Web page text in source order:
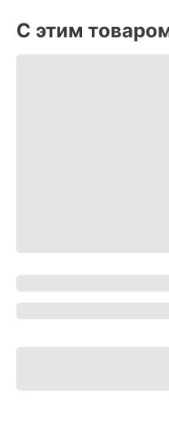
С этим